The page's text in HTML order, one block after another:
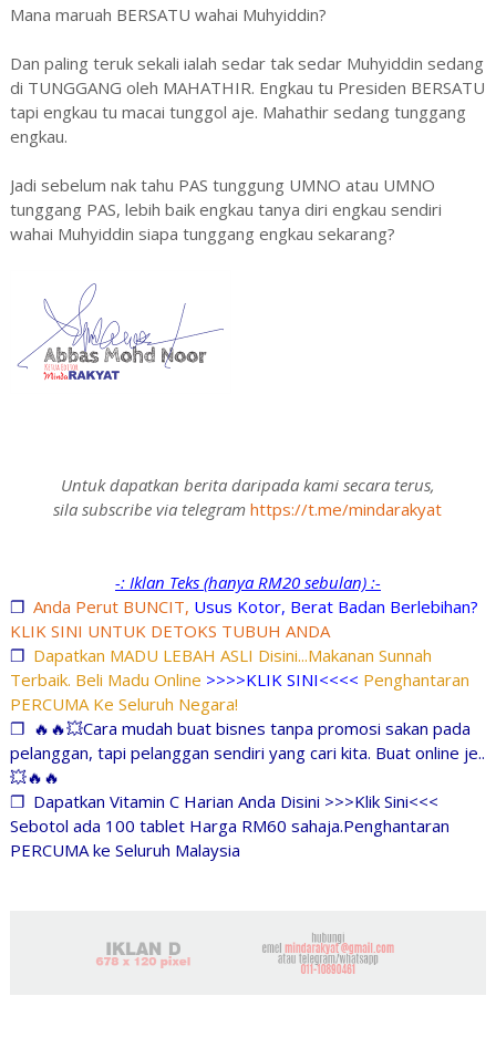
Mana maruah BERSATU wahai Muhyiddin?
Dan paling teruk sekali ialah sedar tak sedar Muhyiddin sedang
di TUNGGANG oleh MAHATHIR. Engkau tu Presiden BERSATU
tapi engkau tu macai tunggol aje. Mahathir sedang tunggang
engkau.
Jadi sebelum nak tahu PAS tunggung UMNO atau UMNO
tunggang PAS, lebih baik engkau tanya diri engkau sendiri
wahai Muhyiddin siapa tunggang engkau sekarang?
Untuk dapatkan berita daripada kami secara terus,
sila subscribe via telegram https://t.me/mindarakyat
-: Iklan Teks (hanya RM20 sebulan) :-
❐ Anda Perut BUNCIT, Usus Kotor, Berat Badan Berlebihan?
KLIK SINI UNTUK DETOKS TUBUH ANDA
❐ Dapatkan MADU LEBAH ASLI Disini...Makanan Sunnah
Terbaik. Beli Madu Online >>>>KLIK SINI<<<< Penghantaran
PERCUMA Ke Seluruh Negara!
❐ 🔥🔥💥Cara mudah buat bisnes tanpa promosi sakan pada
pelanggan, tapi pelanggan sendiri yang cari kita. Buat online je..
💥🔥🔥
❐ Dapatkan Vitamin C Harian Anda Disini >>>Klik Sini<<<
Sebotol ada 100 tablet Harga RM60 sahaja.Penghantaran
PERCUMA ke Seluruh Malaysia